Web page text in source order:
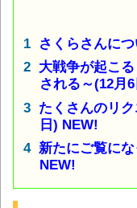
さくらさんに
大戦争が起こ
される～(12月
たくさんのリ
日) NEW!
新たにご覧に
NEW!